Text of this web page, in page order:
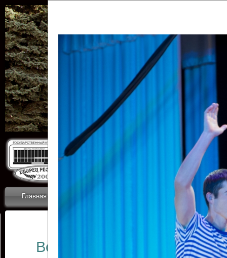
Главная Новости
ОТЧЕТЫ ГКЦ
Все отчеты